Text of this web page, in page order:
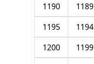
1189
1190
1194
1195
1199
1200